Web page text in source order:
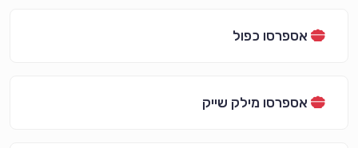
אספרסו כפול
אספרסו מילק שייק